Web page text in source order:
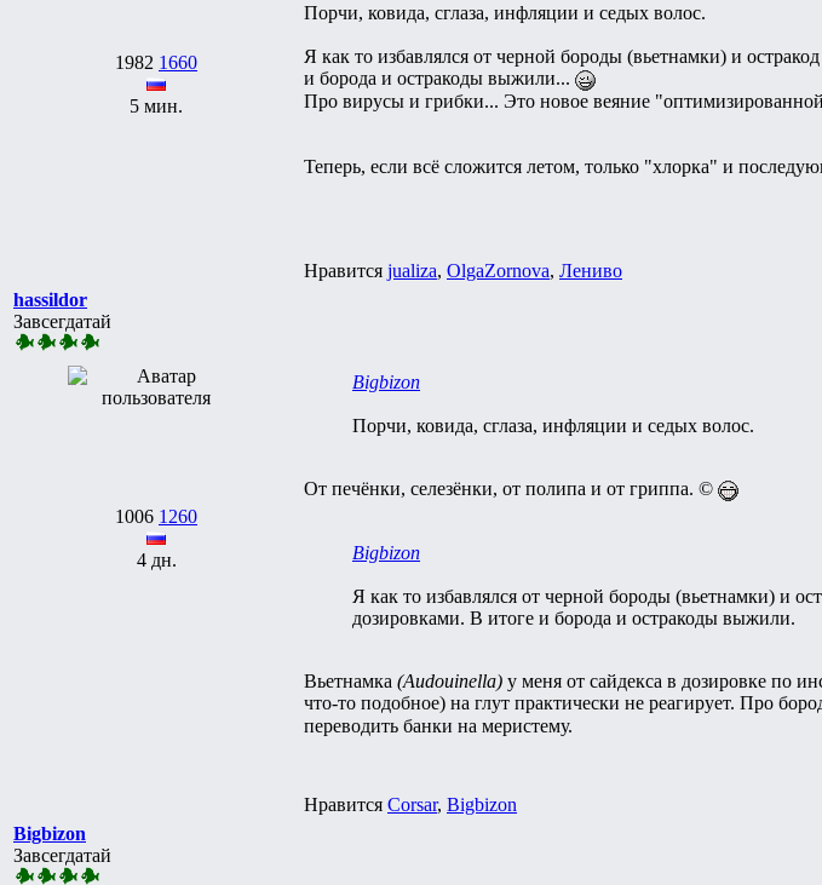
1982 1660
5 мин.
Порчи, ковида, сглаза, инфляции и седых волос.
Я как то избавлялся от черной бороды (вьетнамки) и
и борода и остракоды выжили...
Про вирусы и грибки... Это новое веяние
Теперь, если всё сложится летом, только "хлорка" и
Нравится jualiza, OlgaZornova, Лениво
hassildor
Завсегдатай
1006 1260
4 дн.
Bigbizon
Порчи, ковида, сглаза, инфляции и седых волос.
От печёнки, селезёнки, от полипа и от гриппа. ©
Bigbizon
Я как то избавлялся от черной бороды (вьетнамки) и
дозировками. В итоге и борода и остракоды выжили.
Вьетнамка (Audouinella) у меня от сайдекса в дозировке по
что-то подобное) на глут практически не реагирует. Про
переводить банки на меристему.
Нравится Corsar, Bigbizon
Bigbizon
Завсегдатай